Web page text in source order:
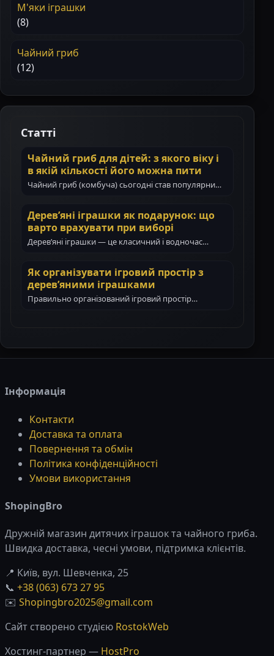
М'яки іграшки
(8)
Чайний гриб
(12)
Статті
Чайний гриб для дітей: з якого віку і
в якій кількості його можна пити
Чайний гриб (комбуча) сьогодні став популярним
Дерев’яні іграшки як подарунок: що
варто врахувати при виборі
Дерев’яні іграшки — це класичний і водночас
Як організувати ігровий простір з
дерев’яними іграшками
Правильно організований ігровий простір
Інформація
Контакти
Доставка та оплата
Повернення та обмін
Політика конфіденційності
Умови використання
ShopingBro
Дружній магазин дитячих іграшок та чайного гриба.
Швидка доставка, чесні умови, підтримка клієнтів.
📍 Київ, вул. Шевченка, 25
📞 +38 (063) 673 27 95
✉️ Shopingbro2025@gmail.com
Сайт створено студією RostokWeb
Хостинг-партнер — HostPro